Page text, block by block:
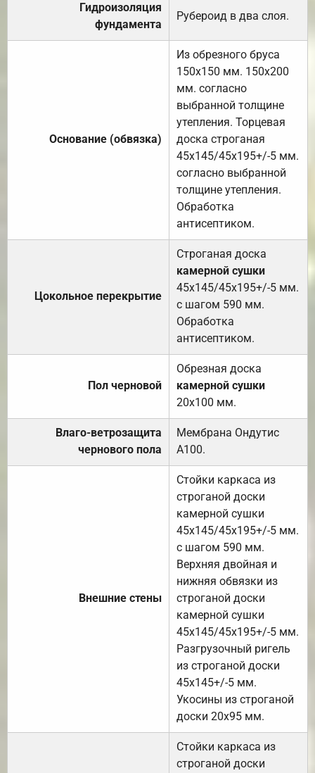
Гидроизоляция
фундамента
Рубероид в два слоя.
Основание (обвязка)
Из обрезного бруса
150х150 мм. 150х200
мм. согласно
выбранной толщине
утепления. Торцевая
доска строганая
45х145/45х195+/-5 мм.
согласно выбранной
толщине утепления.
Обработка
антисептиком.
Цокольное перекрытие
Строганая доска
камерной сушки
45х145/45х195+/-5 мм.
с шагом 590 мм.
Обработка
антисептиком.
Пол черновой
Обрезная доска
камерной сушки
20х100 мм.
Влаго-ветрозащита
чернового пола
Мембрана Ондутис
А100.
Внешние стены
Стойки каркаса из
строганой доски
камерной сушки
45х145/45х195+/-5 мм.
с шагом 590 мм.
Верхняя двойная и
нижняя обвязки из
строганой доски
камерной сушки
45х145/45х195+/-5 мм.
Разгрузочный ригель
из строганой доски
45х145+/-5 мм.
Укосины из строганой
доски 20х95 мм.
Стойки каркаса из
строганой доски